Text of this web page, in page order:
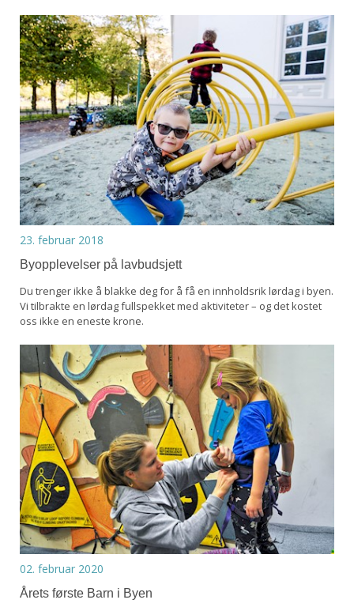
23. februar 2018
Byopplevelser på lavbudsjett
Du trenger ikke å blakke deg for å få en innholdsrik lørdag i byen.
Vi tilbrakte en lørdag fullspekket med aktiviteter – og det kostet
oss ikke en eneste krone.
02. februar 2020
Årets første Barn i Byen